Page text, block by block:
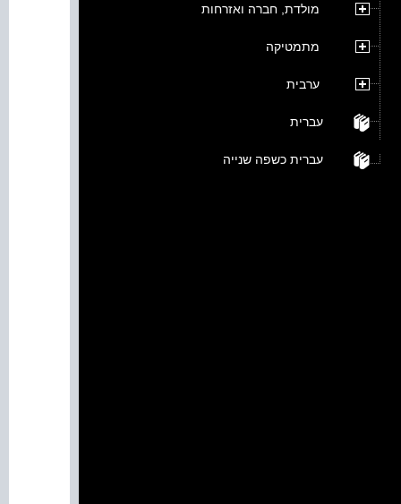
מולדת, חברה ואזרחות
מתמטיקה
ערבית
עברית
עברית כשפה שנייה